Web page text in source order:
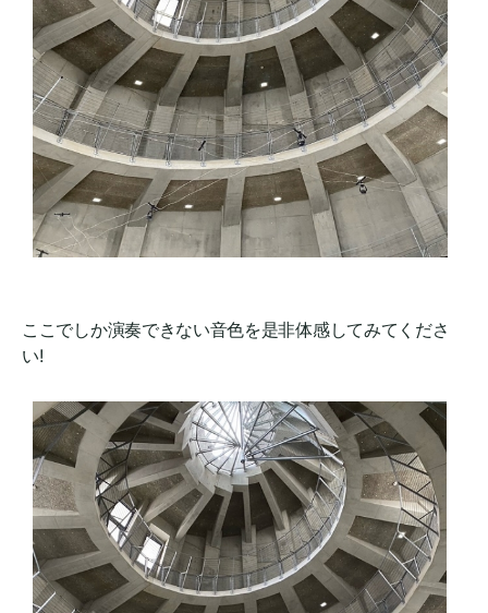
ここでしか演奏できない音色を是非体感してみてくださ
い!